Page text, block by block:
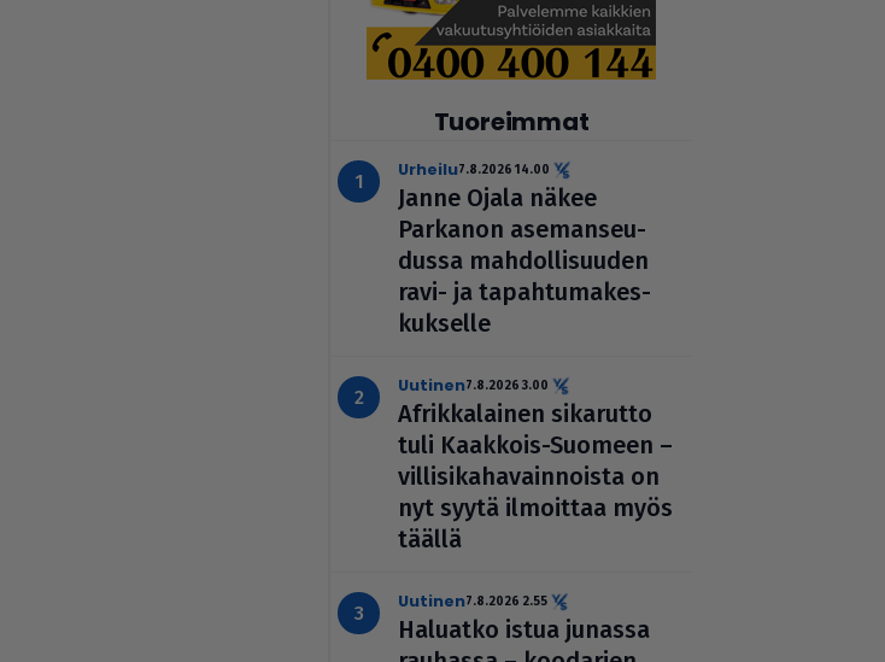
Tuoreimmat
urheilu7.8.2026 14.00
Janne Ojala näkee
Parkanon ase­man­seu­
dussa mah­dol­li­suu­den
ravi- ja tapah­tu­ma­kes­
kuk­selle
uutinen7.8.2026 3.00
Afrik­ka­lai­nen sikarutto
tuli Kaakkois-Suomeen –
vil­li­si­ka­ha­vain­noista on
nyt syytä ilmoittaa myös
täällä
uutinen7.8.2026 2.55
Haluatko istua junassa